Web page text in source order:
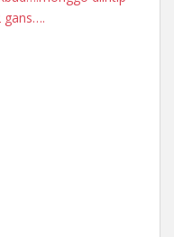
gans….